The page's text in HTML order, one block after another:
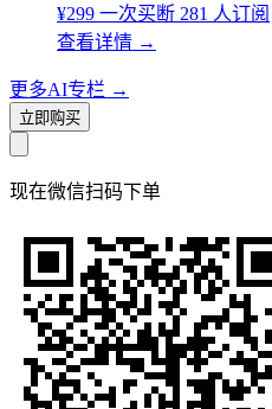
¥299 一次买断 281 人订阅
查看详情 →
更多AI专栏 →
立即购买
现在微信扫码下单